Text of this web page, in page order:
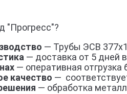
"Прогресс"?
— Трубы ЭСВ
— доставка от 5 дней
— оперативная отгрузка
качество —
— обработка